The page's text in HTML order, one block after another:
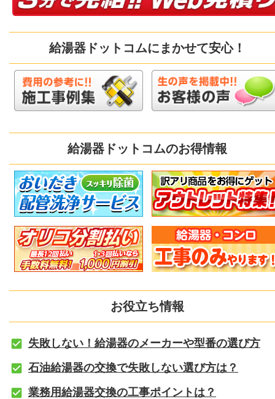
給湯器ドットコムにまかせて安心！
給湯器ドットコムのお得情報
お役立ち情報
失敗しない！給湯器のメーカーや型番の選び方
石油給湯器の交換で失敗しない選び方は？
業務用給湯器交換の工事ポイントは？